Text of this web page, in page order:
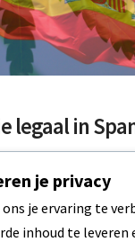
legaal in
is CBD olie
zal je misschien…
je privacy
je ervaring te
inhoud te leveren